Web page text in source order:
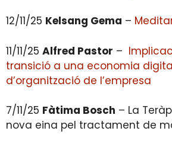
12/11/25 Kelsang Gema –
11/11/25 Alfred Pastor –
transició a una economia
d’organització de l’empresa
7/11/25 Fàtima Bosch – La
nova eina pel tractament de